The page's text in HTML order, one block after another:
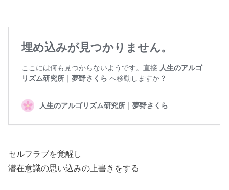
セルフラブを覚醒し
潜在意識の思い込みの上書きをする